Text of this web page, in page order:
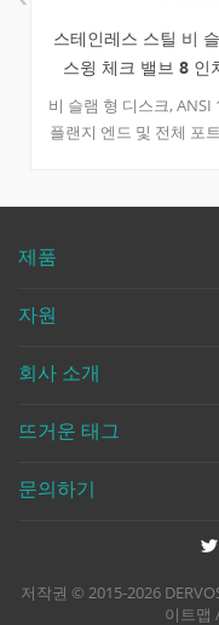
스테인레스 스틸 비
스윙 체크 밸브 8 인
150l
비 슬램 형 디스크, ANSI
플랜지 엔드 및 전체 포
항 유형 비 리턴 밸브 (
수업 150 구성 비 슬램
조 저 같은 b16.34 끝으로
은 b16.5 압력 및 온도 저
검사 API 598 바디 재료
디어 w.o.g. dervos 밸브에
용 가능한 수정 밸브 압력
어 바디 & amp; 트림 재질
스크, 시트, 핀, 스프링)
연결 (플랜지, bw, sw, 스
제품
자원
회사 소개
뜨거운 태그
문의하기
저작권 © 2015-2026
이트맵